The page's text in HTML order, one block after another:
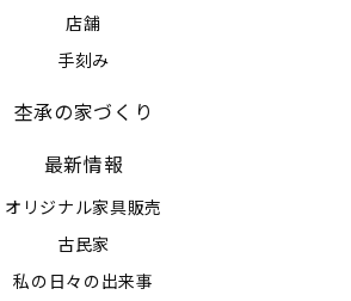
店舗
手刻み
杢承の家づくり
最新情報
オリジナル家具販売
古民家
私の日々の出来事